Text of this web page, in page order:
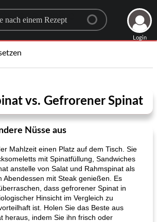
for a recipe
Login
vs. Gefrorener Spinat
Nüsse aus
Mahlzeit einen Platz auf dem Tisch. Sie
mit Spinatfüllung, Sandwiches
anstelle von Salat und Rahmspinat als
Abendessen mit Steak genießen. Es
dass gefrorener Spinat in
Hinsicht im Vergleich zu
ist. Holen Sie das Beste aus
heraus, indem Sie ihn frisch oder